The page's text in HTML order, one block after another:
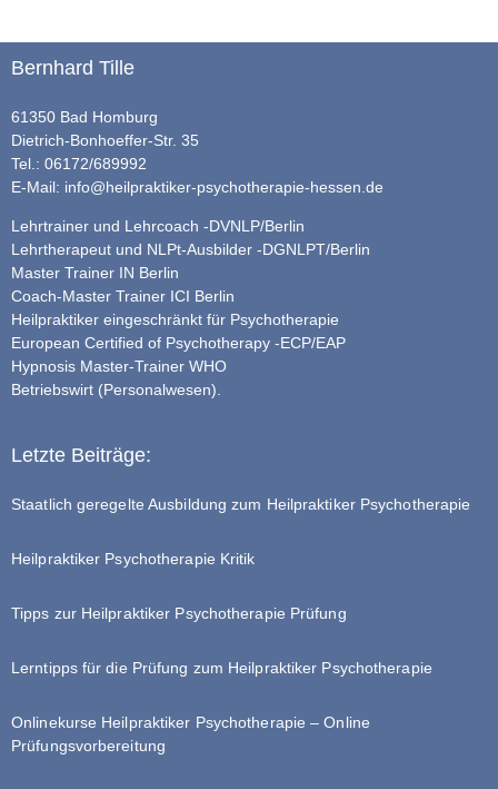
Bernhard Tille
61350 Bad Homburg
Dietrich-Bonhoeffer-Str. 35
Tel.: 06172/689992
E-Mail: info@heilpraktiker-psychotherapie-hessen.de
Lehrtrainer und Lehrcoach -DVNLP/Berlin
Lehrtherapeut und NLPt-Ausbilder -DGNLPT/Berlin
Master Trainer IN Berlin
Coach-Master Trainer ICI Berlin
Heilpraktiker eingeschränkt für Psychotherapie
European Certified of Psychotherapy -ECP/EAP
Hypnosis Master-Trainer WHO
Betriebswirt (Personalwesen).
Letzte Beiträge:
Staatlich geregelte Ausbildung zum Heilpraktiker Psychotherapie
Heilpraktiker Psychotherapie Kritik
Tipps zur Heilpraktiker Psychotherapie Prüfung
Lerntipps für die Prüfung zum Heilpraktiker Psychotherapie
Onlinekurse Heilpraktiker Psychotherapie – Online
Prüfungsvorbereitung